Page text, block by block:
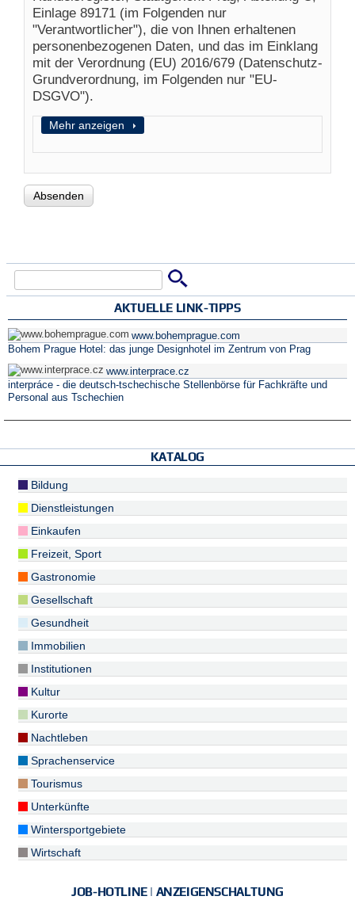
Einlage 89171 (im Folgenden nur
"Verantwortlicher"), die von Ihnen erhaltenen
personenbezogenen Daten, und das im Einklang
mit der Verordnung (EU) 2016/679 (Datenschutz-
Grundverordnung, im Folgenden nur "EU-
DSGVO").
Anzeigen
Mehr anzeigen
Suchformular
AKTUELLE LINK-TIPPS
www.bohemprague.com
Bohem Prague Hotel: das junge Designhotel im Zentrum von Prag
www.interprace.cz
interpráce - die deutsch-tschechische Stellenbörse für Fachkräfte und
Personal aus Tschechien
KATALOG
Bildung
Dienstleistungen
Einkaufen
Freizeit, Sport
Gastronomie
Gesellschaft
Gesundheit
Immobilien
Institutionen
Kultur
Kurorte
Nachtleben
Sprachenservice
Tourismus
Unterkünfte
Wintersportgebiete
Wirtschaft
JOB-HOTLINE | ANZEIGENSCHALTUNG